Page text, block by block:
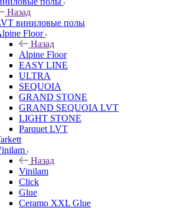
Назад
виниловые полы
Floor
Назад
Alpine Floor
EASY LINE
ULTRA
SEQUOIA
GRAND STONE
GRAND SEQUOIA LVT
LIGHT STONE
Parquet LVT
Назад
Vinilam
Click
Glue
Ceramo XXL Glue